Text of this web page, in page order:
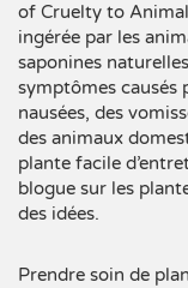
of Cruelty to
ingérée par les
saponines
symptômes causés
nausées, des
des animaux
plante facile
blogue sur les
des idées.
Prendre soin de